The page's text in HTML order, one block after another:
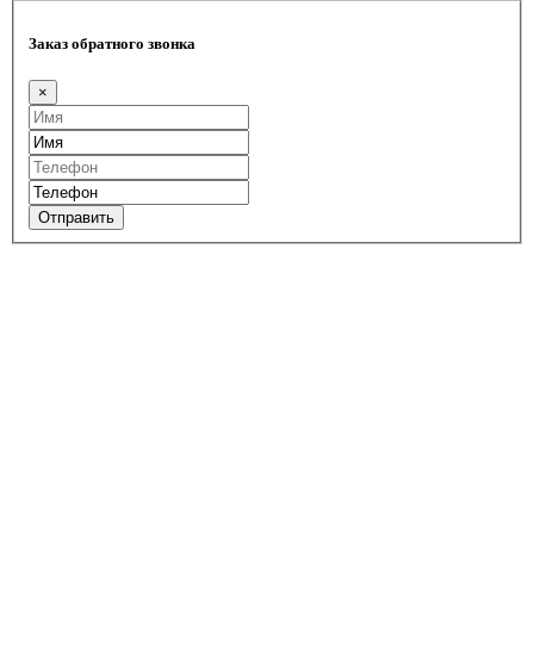
Заказ обратного звонка
×
Отправить